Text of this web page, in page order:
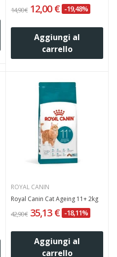
14,90 € 12,00 € -19,48%
Aggiungi al
carrello
ROYAL CANIN
Royal Canin Cat Ageing 11+ 2kg
42,90 € 35,13 € -18,11%
Aggiungi al
carrello